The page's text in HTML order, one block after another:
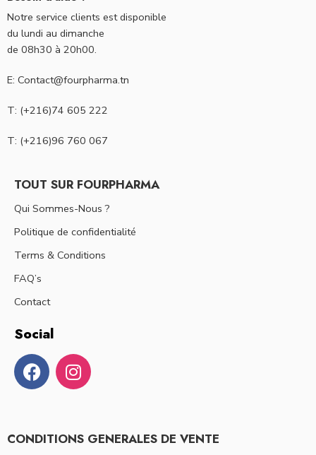
Notre service clients est disponible
du lundi au dimanche
de 08h30 à 20h00.
E: Contact@fourpharma.tn
T: (+216)74 605 222
T: (+216)96 760 067
TOUT SUR FOURPHARMA
Qui Sommes-Nous ?
Politique de confidentialité
Terms & Conditions
FAQ’s
Contact
Social
CONDITIONS GENERALES DE VENTE